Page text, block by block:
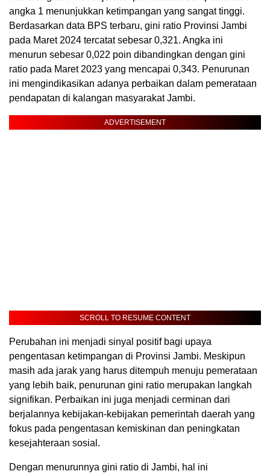
angka 1 menunjukkan ketimpangan yang sangat tinggi.
Berdasarkan data BPS terbaru, gini ratio Provinsi Jambi
pada Maret 2024 tercatat sebesar 0,321. Angka ini
menurun sebesar 0,022 poin dibandingkan dengan gini
ratio pada Maret 2023 yang mencapai 0,343. Penurunan
ini mengindikasikan adanya perbaikan dalam pemerataan
pendapatan di kalangan masyarakat Jambi.
ADVERTISEMENT
SCROLL TO RESUME CONTENT
Perubahan ini menjadi sinyal positif bagi upaya
pengentasan ketimpangan di Provinsi Jambi. Meskipun
masih ada jarak yang harus ditempuh menuju pemerataan
yang lebih baik, penurunan gini ratio merupakan langkah
signifikan. Perbaikan ini juga menjadi cerminan dari
berjalannya kebijakan-kebijakan pemerintah daerah yang
fokus pada pengentasan kemiskinan dan peningkatan
kesejahteraan sosial.
Dengan menurunnya gini ratio di Jambi, hal ini